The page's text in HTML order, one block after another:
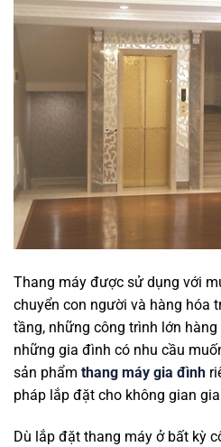
Thang máy được sử dụng với
chuyển con người và hàng hóa
tầng, những công trình lớn
những gia đình có nhu cầu
sản phẩm thang máy gia đình
pháp lắp đặt cho không gian
Dù lắp đặt thang máy ở bất kỳ